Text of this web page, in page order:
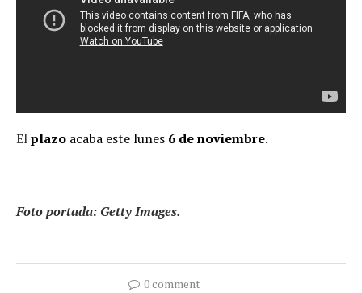
Elplazo acaba este lunes 6 de noviembre.
Foto portada: Getty Images.
0 comment